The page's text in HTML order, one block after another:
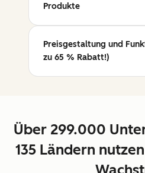
Produkte
Preisgestaltung und
zu 65 % Rabatt!)
Über 299.000
135 Ländern